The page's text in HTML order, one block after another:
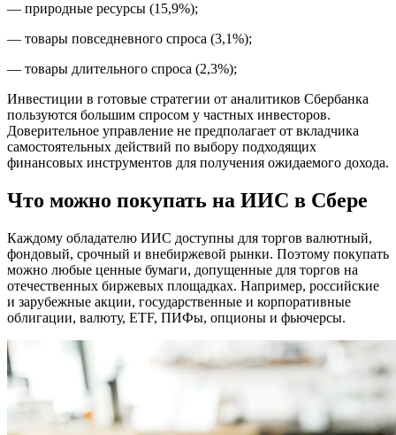
— природные ресурсы (15,9%);
— товары повседневного спроса (3,1%);
— товары длительного спроса (2,3%);
Инвестиции в готовые стратегии от аналитиков Сбербанка
пользуются большим спросом у частных инвесторов.
Доверительное управление не предполагает от вкладчика
самостоятельных действий по выбору подходящих
финансовых инструментов для получения ожидаемого дохода.
Что можно покупать на ИИС в Сбере
Каждому обладателю ИИС доступны для торгов валютный,
фондовый, срочный и внебиржевой рынки. Поэтому покупать
можно любые ценные бумаги, допущенные для торгов на
отечественных биржевых площадках. Например, российские
и зарубежные акции, государственные и корпоративные
облигации, валюту, ETF, ПИФы, опционы и фьючерсы.